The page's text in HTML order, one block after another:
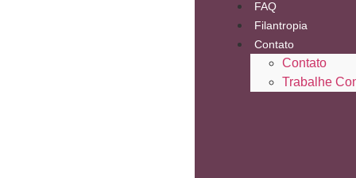
FAQ
Filantropia
Contato
Contato
Trabalhe